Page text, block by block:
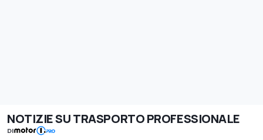
NOTIZIE SU TRASPORTO PROFESSIONALE
DI